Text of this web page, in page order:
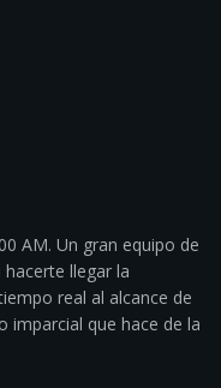
AM. Un gran equipo de
llegar la
real al alcance de
imparcial que hace de la